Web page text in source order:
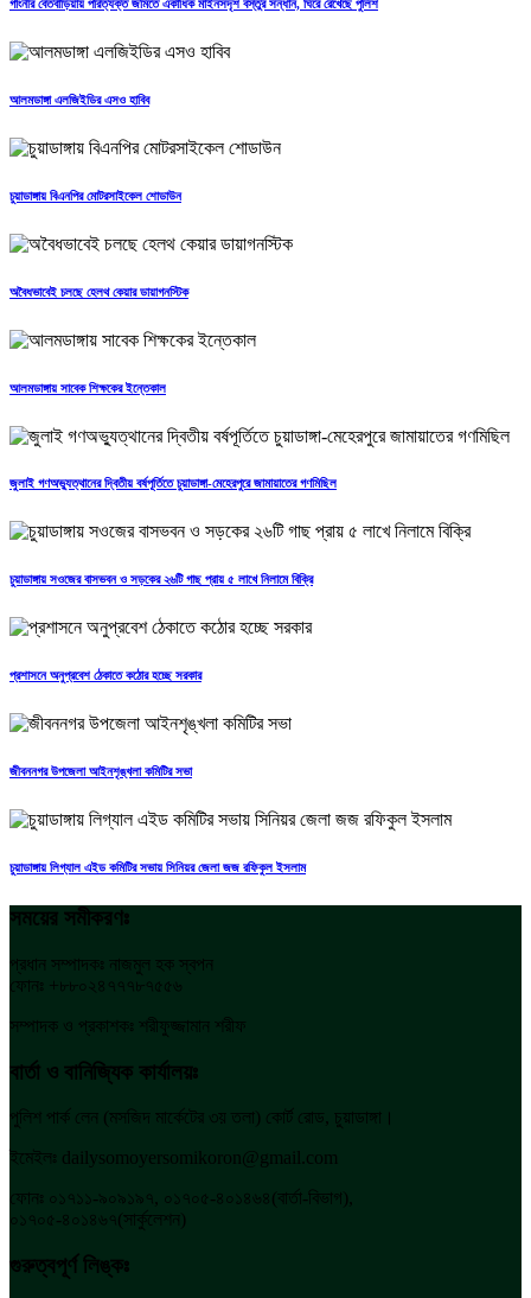
গাংনীর বেতবাড়িয়ায় পরিত্যক্ত জমিতে একাধিক মাইনসদৃশ বস্তুর সন্ধান, ঘিরে রেখেছে পুলিশ
আলমডাঙ্গা এলজিইডির এসও হাবিব
চুয়াডাঙ্গায় বিএনপির মোটরসাইকেল শোডাউন
অবৈধভাবেই চলছে হেলথ কেয়ার ডায়াগনস্টিক
আলমডাঙ্গায় সাবেক শিক্ষকের ইন্তেকাল
জুলাই গণঅভ্যুত্থানের দ্বিতীয় বর্ষপূর্তিতে চুয়াডাঙ্গা-মেহেরপুরে জামায়াতের গণমিছিল
চুয়াডাঙ্গায় সওজের বাসভবন ও সড়কের ২৬টি গাছ প্রায় ৫ লাখে নিলামে বিক্রি
প্রশাসনে অনুপ্রবেশ ঠেকাতে কঠোর হচ্ছে সরকার
জীবননগর উপজেলা আইনশৃঙ্খলা কমিটির সভা
চুয়াডাঙ্গায় লিগ্যাল এইড কমিটির সভায় সিনিয়র জেলা জজ রফিকুল ইসলাম
সময়ের সমীকরণঃ
প্রধান সম্পাদকঃ নাজমুল হক স্বপন
ফোনঃ +৮৮০২৪৭৭৭৮৭৫৫৬
সম্পাদক ও প্রকাশকঃ শরীফুজ্জামান শরীফ
বার্তা ও বানিজ্যিক কার্যালয়ঃ
পুলিশ পার্ক লেন (মসজিদ মার্কেটের ৩য় তলা) কোর্ট রোড, চুয়াডাঙ্গা।
ইমেইলঃ dailysomoyersomikoron@gmail.com
ফোনঃ ০১৭১১-৯০৯১৯৭, ০১৭০৫-৪০১৪৬৪(বার্তা-বিভাগ),
০১৭০৫-৪০১৪৬৭(সার্কুলেশন)
গুরুত্বপূর্ণ লিঙ্কঃ